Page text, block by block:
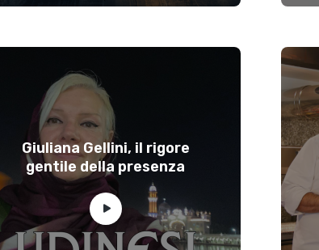
Giuliana Gellini, il rigore
gentile della presenza